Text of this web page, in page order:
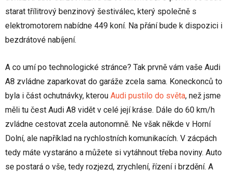
starat třílitrový benzinový šestiválec, který společně s
elektromotorem nabídne 449 koní. Na přání bude k dispozici i
bezdrátové nabíjení.
A co umí po technologické stránce? Tak prvně vám vaše Audi
A8 zvládne zaparkovat do garáže zcela sama. Koneckonců to
byla i část ochutnávky, kterou Audi pustilo do světa, než jsme
měli tu čest Audi A8 vidět v celé její kráse. Dále do 60 km/h
zvládne cestovat zcela autonomně. Ne však někde v Horní
Dolní, ale například na rychlostních komunikacích. V zácpách
tedy máte vystaráno a můžete si vytáhnout třeba noviny. Auto
se postará o vše, tedy rozjezd, zrychlení, řízení i brzdění. A